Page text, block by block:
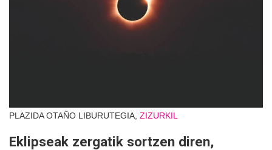
PLAZIDA OTAÑO LIBURUTEGIA, ZIZURKIL
Eklipseak zergatik sortzen diren,